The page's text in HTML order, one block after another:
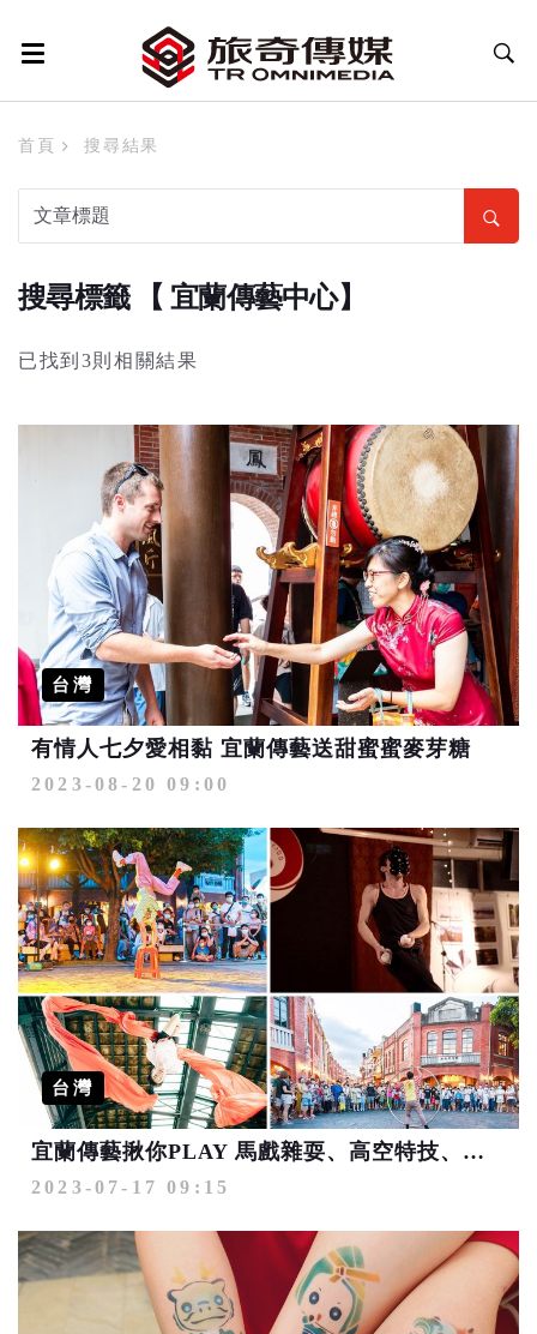
首頁 搜尋結果
搜尋標籤 【 宜蘭傳藝中心】
已找到3則相關結果
台灣
有情人七夕愛相黏 宜蘭傳藝送甜蜜蜜麥芽糖
2023-08-20 09:00
台灣
宜蘭傳藝揪你PLAY 馬戲雜耍、高空特技、奇幻美拍好驚奇
2023-07-17 09:15